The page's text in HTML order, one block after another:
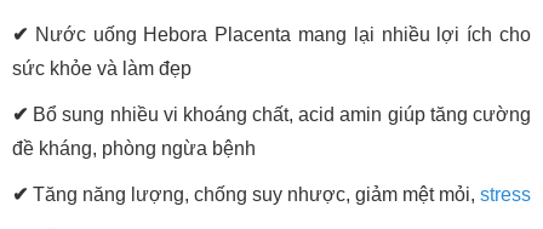
✔ Nước uống Hebora Placenta mang lại nhiều lợi ích cho
sức khỏe và làm đẹp
✔ Bổ sung nhiều vi khoáng chất, acid amin giúp tăng cường
đề kháng, phòng ngừa bệnh
✔ Tăng năng lượng, chống suy nhược, giảm mệt mỏi, stress